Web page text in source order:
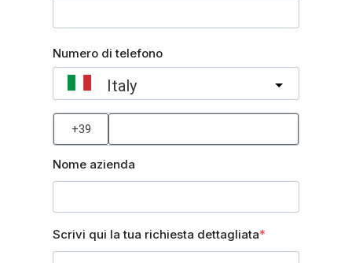
Numero di telefono
Italy
Nome azienda
Scrivi qui la tua richiesta dettagliata